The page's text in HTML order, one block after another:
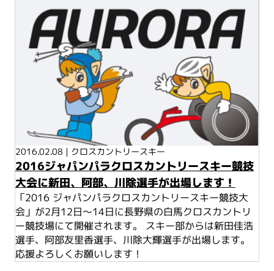
2016.02.08 | クロスカントリースキー
2016ジャパンパラクロスカントリースキー競技
大会に新田、阿部、川除選手が出場します！
「2016 ジャパンパラクロスカントリースキー競技大
会」が2月12日～14日に長野県の白馬クロスカントリ
ー競技場にて開催されます。 スキー部からは新田佳浩
選手、阿部友里香選手、川除大輝選手が出場します。
応援よろしくお願いします！